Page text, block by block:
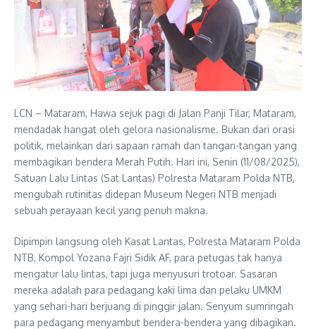
LCN – Mataram, Hawa sejuk pagi di Jalan Panji Tilar, Mataram,
mendadak hangat oleh gelora nasionalisme. Bukan dari orasi
politik, melainkan dari sapaan ramah dan tangan-tangan yang
membagikan bendera Merah Putih. Hari ini, Senin (11/08/2025),
Satuan Lalu Lintas (Sat Lantas) Polresta Mataram Polda NTB,
mengubah rutinitas didepan Museum Negeri NTB menjadi
sebuah perayaan kecil yang penuh makna.
Dipimpin langsung oleh Kasat Lantas, Polresta Mataram Polda
NTB, Kompol Yozana Fajri Sidik AF, para petugas tak hanya
mengatur lalu lintas, tapi juga menyusuri trotoar. Sasaran
mereka adalah para pedagang kaki lima dan pelaku UMKM
yang sehari-hari berjuang di pinggir jalan. Senyum sumringah
para pedagang menyambut bendera-bendera yang dibagikan.